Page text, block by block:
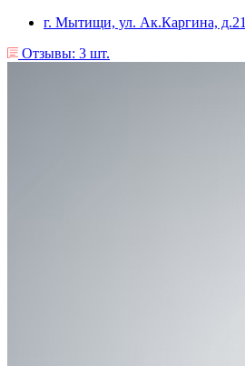
г. Мытищи, ул. Ак.Каргина, д.21
Отзывы: 3 шт.